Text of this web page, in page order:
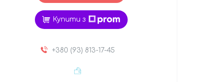
Купити з
+380 (93) 813-17-45